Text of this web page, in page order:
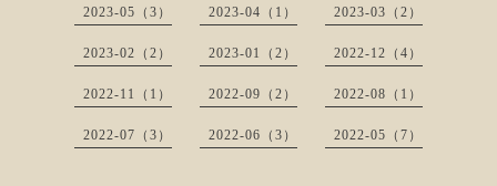
2023-05（3） 2023-04（1） 2023-03（2）
2023-02（2） 2023-01（2） 2022-12（4）
2022-11（1） 2022-09（2） 2022-08（1）
2022-07（3） 2022-06（3） 2022-05（7）